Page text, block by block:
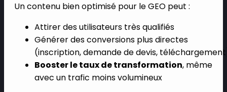
Un contenu bien optimisé pour le GEO peut :
Attirer des utilisateurs très qualifiés
Générer des conversions plus directes
(inscription, demande de devis,
Booster le taux de transformation, même
avec un trafic moins volumineux